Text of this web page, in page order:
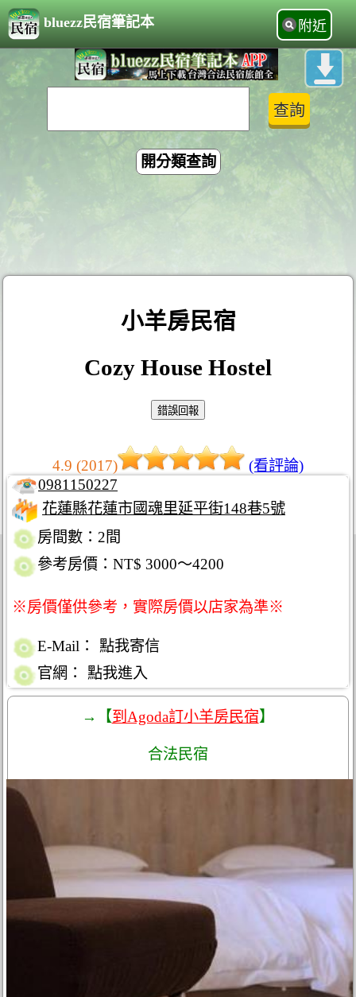
bluezz民宿筆記本 附近
開分類查詢
小羊房民宿
Cozy House Hostel
4.9 (2017)
(看評論)
0981150227
花蓮縣花蓮市國魂里延平街148巷5號
房間數：2間
參考房價：NT$ 3000～4200
※房價僅供參考，實際房價以店家為準※
E-Mail：
點我寄信
官網：
點我進入
→【到Agoda訂小羊房民宿】
合法民宿